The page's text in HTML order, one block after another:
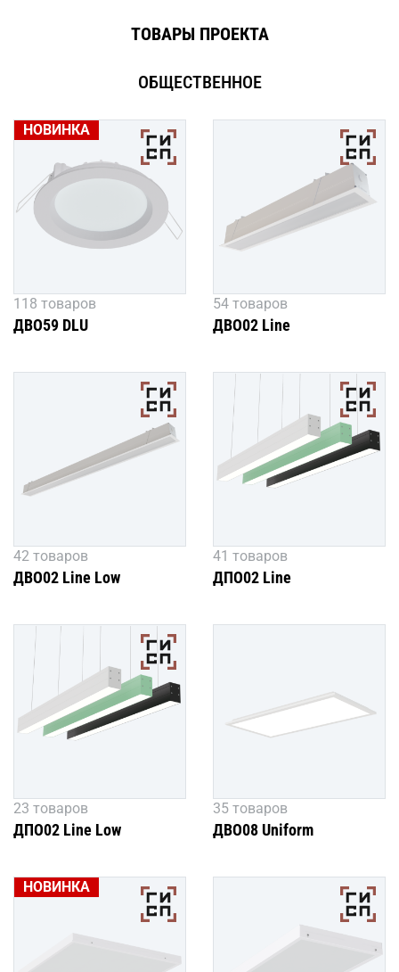
образовательного учреждения.ТОВАРЫ ПРОЕКТА
ОБЩЕСТВЕННОЕ
НОВИНКА
118 товаров
ДВО59 DLU
54 товаров
ДВО02 Line
42 товаров
ДВО02 Line Low
41 товаров
ДПО02 Line
23 товаров
ДПО02 Line Low
35 товаров
ДВО08 Uniform
НОВИНКА